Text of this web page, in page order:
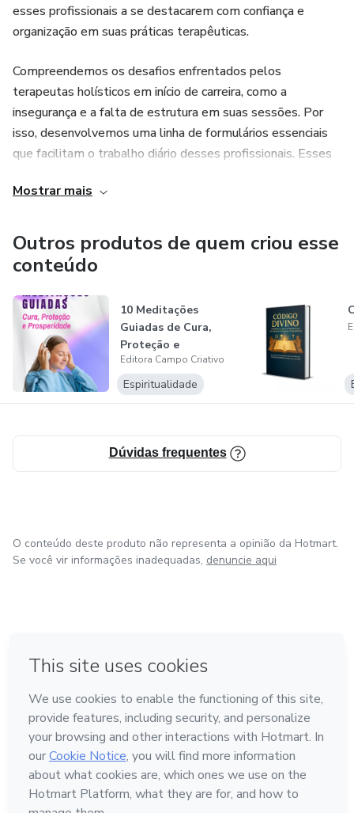
esses profissionais a se destacarem com confiança e
organização em suas práticas terapêuticas.
Compreendemos os desafios enfrentados pelos
terapeutas holísticos em início de carreira, como a
insegurança e a falta de estrutura em suas sessões. Por
isso, desenvolvemos uma linha de formulários essenciais
que facilitam o trabalho diário desses profissionais. Esses
fáceis de usar, permitindo que os terapeutas mantenham
só melhora o fluxo de trabalho, como também transmite
uma imagem de profissionalismo, aumentando a confiança
tanto do terapeuta quanto dos clientes.
Mostrar mais
Outros produtos de quem criou esse
conteúdo
10 Meditações
Guiadas de Cura,
Proteção e
Prosperidade
Editora Campo Criativo
Espiritualidade
Dúvidas frequentes
O conteúdo deste produto não representa a opinião da Hotmart.
Se você vir informações inadequadas, denuncie aqui
Feito com ❤
em Belo Horizonte
na Cidade do México
Conheça a Hotmart